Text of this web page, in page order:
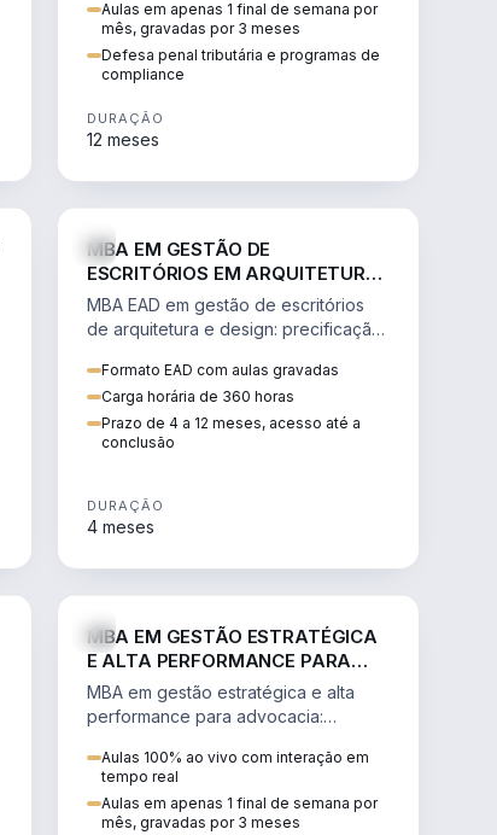
Aulas em apenas 1 final de semana por
mês, gravadas por 3 meses
Defesa penal tributária e programas de
compliance
DURAÇÃO
12 meses
MBA EM GESTÃO DE
ESCRITÓRIOS EM ARQUITETURA
E DESIGN
MBA EAD em gestão de escritórios
de arquitetura e design: precificação,
gestão de equipes criativas.
Formato EAD com aulas gravadas
Carga horária de 360 horas
Prazo de 4 a 12 meses, acesso até a
conclusão
DURAÇÃO
4 meses
MBA EM GESTÃO ESTRATÉGICA
E ALTA PERFORMANCE PARA
ADVOCACIA
MBA em gestão estratégica e alta
performance para advocacia:
escalável, lucrativo e bem
precificado.
Aulas 100% ao vivo com interação em
tempo real
Aulas em apenas 1 final de semana por
mês, gravadas por 3 meses